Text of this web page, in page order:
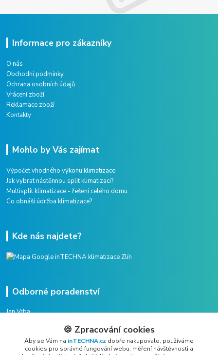
Informace pro zákazníky
O nás
Obchodní podmínky
Ochrana osobních údajů
Vrácení zboží
Reklamace zboží
Kontakty
Mohlo by Vás zajímat
Výpočet vhodného výkonu klimatizace
Jak vybrat nástěnnou split klimatizaci?
Multisplit klimatizace - řešení celého domu
Co obnáší údržba klimatizace?
Kde nás najdete?
Odborné poradenství
Jan Vrba
vrba@intechna.cz
🍪 Zpracování cookies
Aby se Vám na inTECHNA.cz dobře nakupovalo, používáme
cookies pro správné fungování webu, měření návštěvnosti a